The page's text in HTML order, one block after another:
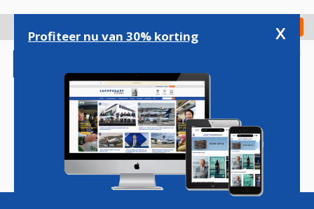
gaan
Check in
Magazine Podcasts Vacatures
Profiteer nu van 30% korting x